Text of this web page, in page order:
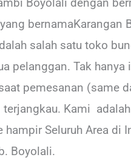
bernamaKarangan
salah satu toko
pelanggan. Tak hanya
pemesanan (same
Kami
Seluruh Area di
Boyolali.